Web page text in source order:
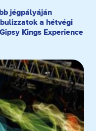
jégpályáján
a hétvégi
Kings Experience